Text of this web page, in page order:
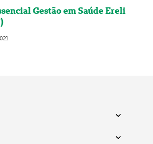
Gestão em Saúde Ereli